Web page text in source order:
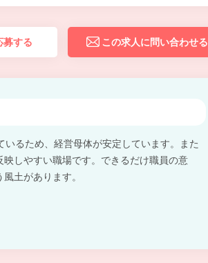
募する この求人に問い合わせる
いるため、経営母体が安定しています。また
しやすい職場です。できるだけ職員の意
土があります。